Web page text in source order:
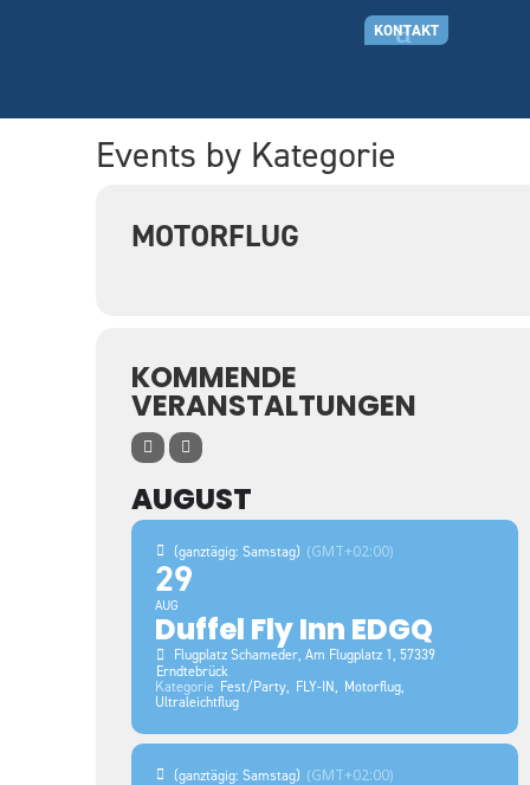
KONTAKT
Events by Kategorie
MOTORFLUG
KOMMENDE
VERANSTALTUNGEN
AUGUST
(ganztägig: Samstag) (GMT+02:00)
29
AUG
Duffel Fly Inn EDGQ
Flugplatz Schameder, Am Flugplatz 1, 57339
Erndtebrück
Kategorie Fest/Party, FLY-IN, Motorflug,
Ultraleichtflug
(ganztägig: Samstag) (GMT+02:00)